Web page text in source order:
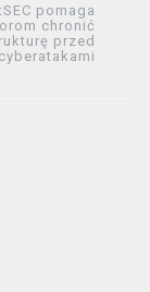
pomaga
chronić
przed
cyberatakami